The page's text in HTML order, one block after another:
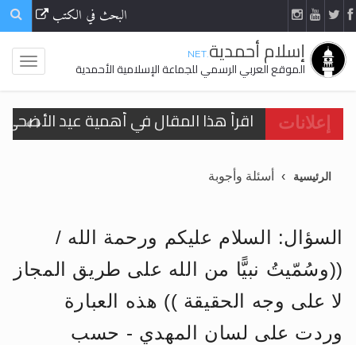
البحث في الكتب
إسلام أحمدية.NET
الموقع العربي الرسمي للجماعة الإسلامية الأحمدية
إعلانات
اقرأ هذا المقال في أهمية عيد
تعميم هامّ لأفراد الجماعة >> المزيد
تعميم هامّ لأفراد الجماعة >> المزيد
اقرأ هذا الكتاب وتعرّف على حقيقة
الرئيسية أسئلة وأجوبة
السؤال: السلام عليكم ورحمة الله /
((وسُمّيتُ نبيًّا من الله على طريق المجاز
لا على وجه الحقيقة )) هذه العبارة
وردت على لسان المهدي - حسب